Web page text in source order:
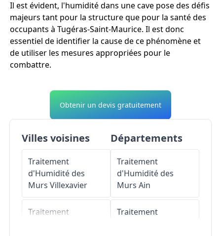
Il est évident, l'humidité dans une cave pose des défis
majeurs tant pour la structure que pour la santé des
occupants à Tugéras-Saint-Maurice. Il est donc
essentiel de identifier la cause de ce phénomène et
de utiliser les mesures appropriées pour le
combattre.
Obtenir un devis gratuitement
Villes voisines
Traitement
d'Humidité des
Murs Villexavier
Traitement
Départements
Traitement
d'Humidité des
Murs Ain
Traitement